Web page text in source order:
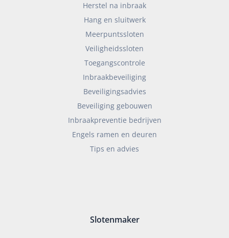
Herstel na inbraak
Hang en sluitwerk
Meerpuntssloten
Veiligheidssloten
Toegangscontrole
Inbraakbeveiliging
Beveiligingsadvies
Beveiliging gebouwen
Inbraakpreventie bedrijven
Engels ramen en deuren
Tips en advies
Slotenmaker